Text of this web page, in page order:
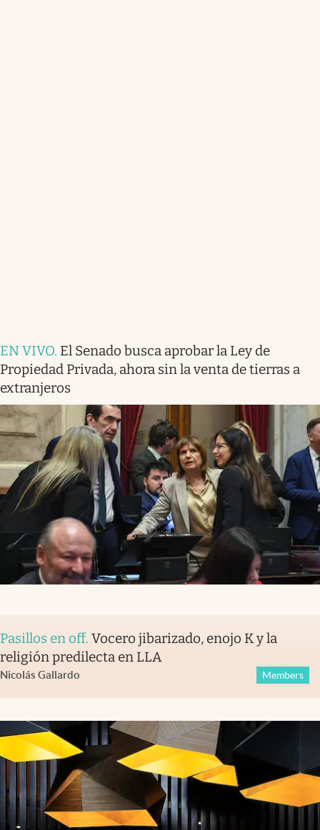
EN VIVO. El Senado busca aprobar la Ley de
Propiedad Privada, ahora sin la venta de tierras a
extranjeros
Pasillos en off. Vocero jibarizado, enojo K y la
religión predilecta en LLA
Nicolás Gallardo Members